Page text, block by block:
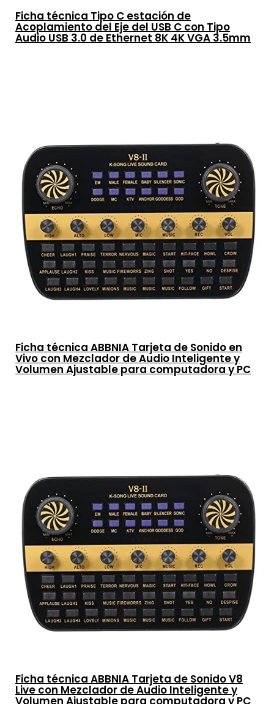
Ficha técnica Tipo C estación de
Acoplamiento del Eje del USB C con Tipo
Audio USB 3.0 de Ethernet 8K 4K VGA 3.5mm
Ficha técnica ABBNIA Tarjeta de Sonido en
Vivo con Mezclador de Audio Inteligente y
Volumen Ajustable para computadora y PC
Ficha técnica ABBNIA Tarjeta de Sonido V8
Live con Mezclador de Audio Inteligente y
Volumen Ajustable para computadora y PC